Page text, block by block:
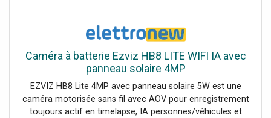
Caméra à batterie Ezviz HB8 LITE WIFI IA avec
panneau solaire 4MP
EZVIZ HB8 Lite 4MP avec panneau solaire 5W est une
caméra motorisée sans fil avec AOV pour enregistrement
toujours actif en timelapse, IA personnes/véhicules et